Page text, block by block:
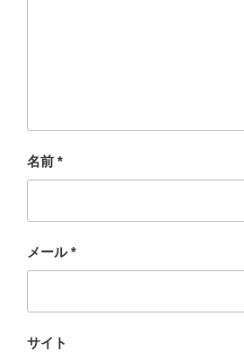
名前 *
メール*
サイト